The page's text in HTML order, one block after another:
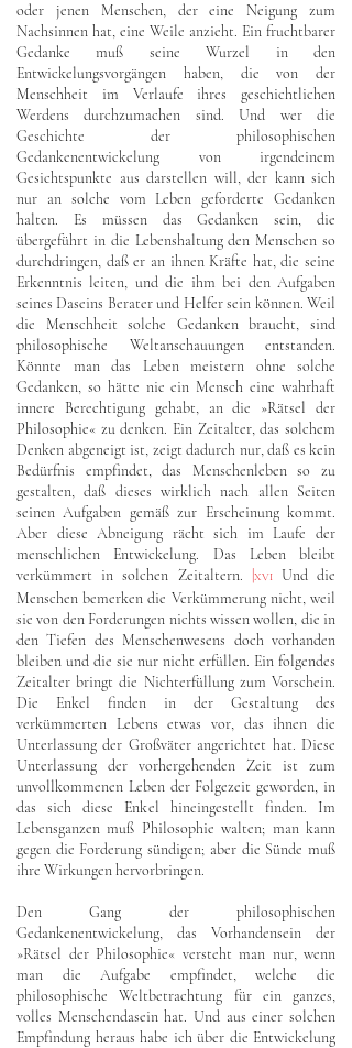
oder jenen Menschen, der eine Neigung zum
Nachsinnen hat, eine Weile anzieht. Ein fruchtbarer
Gedanke muß seine Wurzel in den
Entwickelungsvorgängen haben, die von der
Menschheit im Verlaufe ihres geschichtlichen
Werdens durchzumachen sind. Und wer die
Geschichte der philosophischen
Gedankenentwickelung von irgendeinem
Gesichtspunkte aus darstellen will, der kann sich
nur an solche vom Leben geforderte Gedanken
halten. Es müssen das Gedanken sein, die
übergeführt in die Lebenshaltung den Menschen so
durchdringen, daß er an ihnen Kräfte hat, die seine
Erkenntnis leiten, und die ihm bei den Aufgaben
seines Daseins Berater und Helfer sein können. Weil
die Menschheit solche Gedanken braucht, sind
philosophische Weltanschauungen entstanden.
Könnte man das Leben meistern ohne solche
Gedanken, so hätte nie ein Mensch eine wahrhaft
innere Berechtigung gehabt, an die »Rätsel der
Philosophie« zu denken. Ein Zeitalter, das solchem
Denken abgeneigt ist, zeigt dadurch nur, daß es kein
Bedürfnis empfindet, das Menschenleben so zu
gestalten, daß dieses wirklich nach allen Seiten
seinen Aufgaben gemäß zur Erscheinung kommt.
Aber diese Abneigung rächt sich im Laufe der
menschlichen Entwickelung. Das Leben bleibt
verkümmert in solchen Zeitaltern.
XVIUnd die
Menschen bemerken die Verkümmerung nicht, weil
sie von den Forderungen nichts wissen wollen, die in
den Tiefen des Menschenwesens doch vorhanden
bleiben und die sie nur nicht erfüllen. Ein folgendes
Zeitalter bringt die Nichterfüllung zum Vorschein.
Die Enkel finden in der Gestaltung des
verkümmerten Lebens etwas vor, das ihnen die
Unterlassung der Großväter angerichtet hat. Diese
Unterlassung der vorhergehenden Zeit ist zum
unvollkommenen Leben der Folgezeit geworden, in
das sich diese Enkel hineingestellt finden. Im
Lebensganzen muß Philosophie walten; man kann
gegen die Forderung sündigen; aber die Sünde muß
ihre Wirkungen hervorbringen.
Den Gang der philosophischen
Gedankenentwickelung, das Vorhandensein der
»Rätsel der Philosophie« versteht man nur, wenn
man die Aufgabe empfindet, welche die
philosophische Weltbetrachtung für ein ganzes,
volles Menschendasein hat. Und aus einer solchen
Empfindung heraus habe ich über die Entwickelung